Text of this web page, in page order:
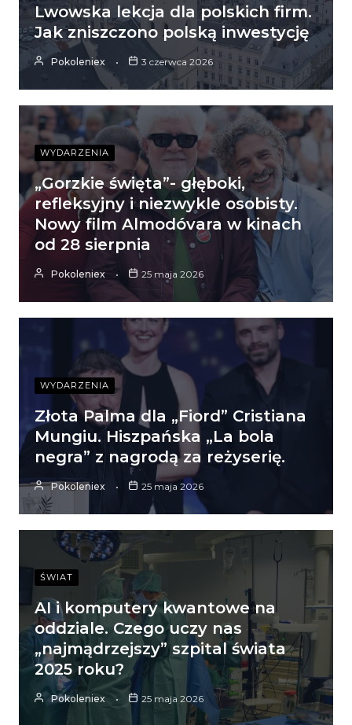
Lwowska lekcja dla polskich firm.
Jak zniszczono polską inwestycję
Pokoleniex 3 czerwca 2026
WYDARZENIA
„Gorzkie święta”- głęboki,
refleksyjny i niezwykle osobisty.
Nowy film Almodóvara w kinach
od 28 sierpnia
Pokoleniex 25 maja 2026
WYDARZENIA
Złota Palma dla „Fiord” Cristiana
Mungiu. Hiszpańska „La bola
negra” z nagrodą za reżyserię.
Pokoleniex 25 maja 2026
ŚWIAT
AI i komputery kwantowe na
oddziale. Czego uczy nas
„najmądrzejszy” szpital świata
2025 roku?
Pokoleniex 25 maja 2026